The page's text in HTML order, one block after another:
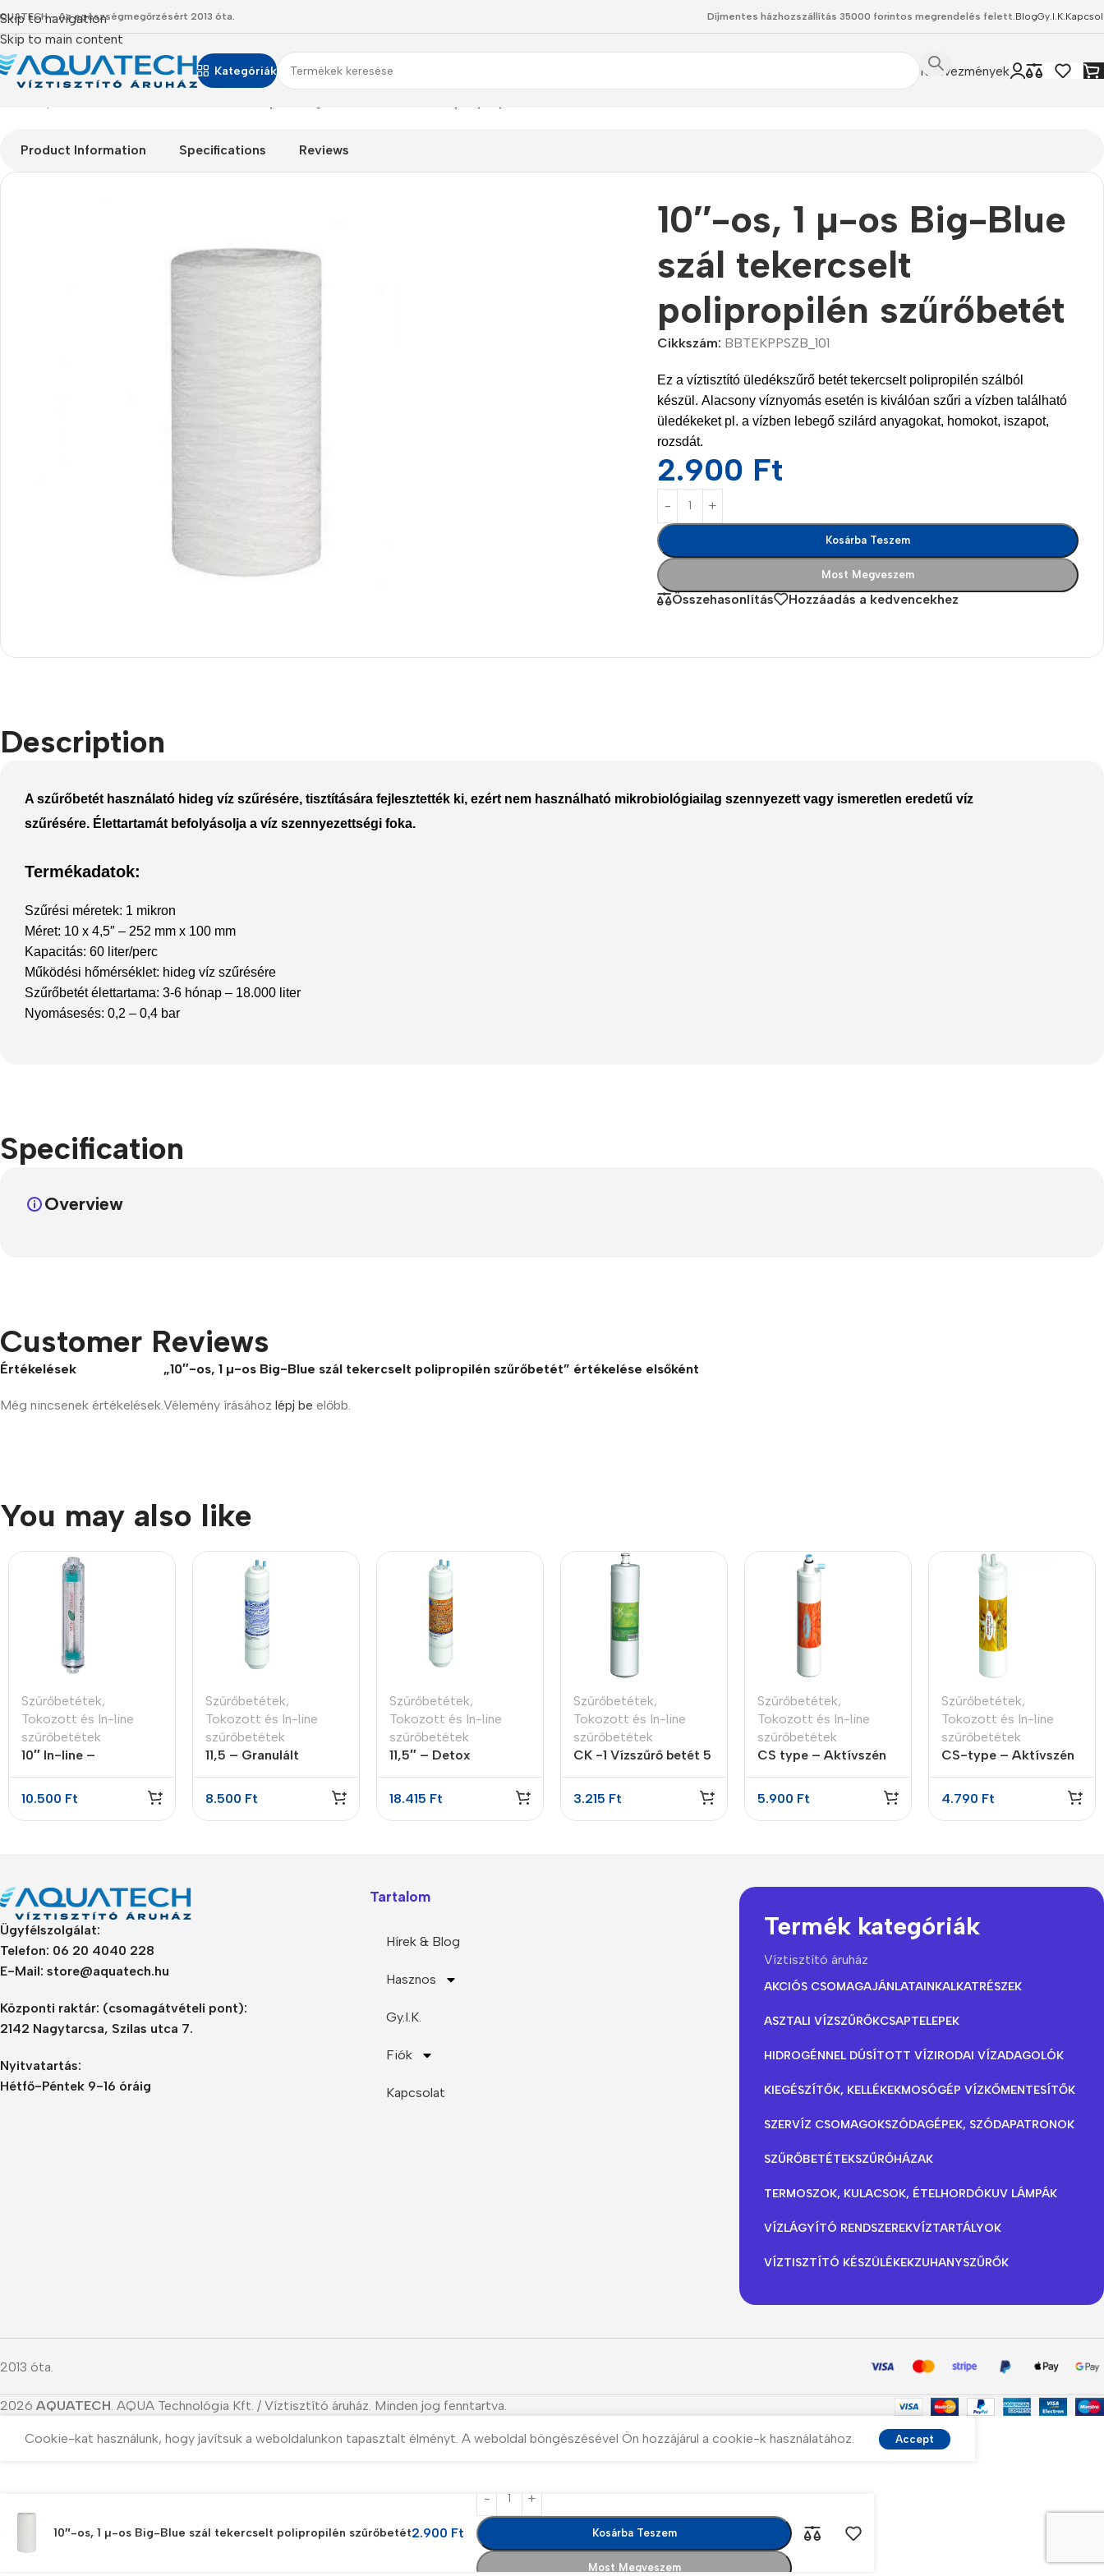
Skip to navigation
Skip to main content
- Az egészségmegőrzésért 2013 óta. Díjmentes házhozszállítás 35000 forintos megrendelés felett.BlogGy.I.K.
Kategóriák
Accessories
Memory cards
Covers For Phones
Cavers-overlays
Headphones
Data cables
Kedvezmények
Product Information Specifications Reviews
10″-os, 1 µ-os Big-Blue
szál tekercselt
polipropilén szűrőbetét
Cikkszám: BBTEKPPSZB_101
Ez a víztisztító üledékszűrő betét tekercselt polipropilén szálból
készül. Alacsony víznyomás esetén is kiválóan szűri a vízben található
üledékeket pl. a vízben lebegő szilárd anyagokat, homokot, iszapot,
rozsdát.
2.900 Ft
Kosárba Teszem
Most Megveszem
Összehasonlítás Hozzáadás a kedvencekhez
Description
A szűrőbetét használató hideg víz szűrésére, tisztítására fejlesztették ki, ezért nem használható mikrobiológiailag szennyezett vagy ismeretlen eredetű víz
szűrésére. Élettartamát befolyásolja a víz szennyezettségi foka.
Termékadatok:
Szűrési méretek: 1 mikron
Méret: 10 x 4,5″ – 252 mm x 100 mm
Kapacitás: 60 liter/perc
Működési hőmérséklet: hideg víz szűrésére
Szűrőbetét élettartama: 3-6 hónap – 18.000 liter
Nyomásesés: 0,2 – 0,4 bar
Specification
Overview
Customer Reviews
Értékelések
Még nincsenek értékelések.
„10″-os, 1 µ-os Big-Blue szál tekercselt polipropilén szűrőbetét” értékelése elsőként
Vélemény írásához lépj be előbb.
You may also like
Szűrőbetétek,
Tokozott és In-line
szűrőbetétek
10″ In-line –
energetizáló patron
10.500 Ft
Szűrőbetétek,
Tokozott és In-line
szűrőbetétek
11,5 – Granulált
8.500 Ft
Szűrőbetétek,
Tokozott és In-line
szűrőbetétek
11,5″ – Detox
18.415 Ft
Szűrőbetétek,
Tokozott és In-line
szűrőbetétek
CK -1 Vízszűrő betét 5
3.215 Ft
Szűrőbetétek,
Tokozott és In-line
szűrőbetétek
CS type – Aktívszén
5.900 Ft
Szűrőbetétek,
Tokozott és In-line
szűrőbetétek
CS-type – Aktívszén
4.790 Ft
Ügyfélszolgálat:
Telefon: 06 20 4040 228
E-Mail: store@aquatech.hu
Központi raktár: (csomagátvételi pont):
2142 Nagytarcsa, Szilas utca 7.
Nyitvatartás:
Hétfő-Péntek 9-16 óráig
Tartalom
Hírek & Blog
Hasznos
Gy.I.K.
Fiók
Kapcsolat
Termék kategóriák
Víztisztító áruház
AKCIÓS CSOMAGAJÁNLATAINKALKATRÉSZEK
ASZTALI VÍZSZŰRŐKCSAPTELEPEK
HIDROGÉNNEL DÚSÍTOTT VÍZIRODAI VÍZADAGOLÓK
KIEGÉSZÍTŐK, KELLÉKEKMOSÓGÉP VÍZKŐMENTESÍTŐK
SZERVÍZ CSOMAGOKSZÓDAGÉPEK, SZÓDAPATRONOK
SZŰRŐBETÉTEKSZŰRŐHÁZAK
TERMOSZOK, KULACSOK, ÉTELHORDÓKUV LÁMPÁK
VÍZLÁGYÍTÓ RENDSZEREKVÍZTARTÁLYOK
VÍZTISZTÍTÓ KÉSZÜLÉKEKZUHANYSZŰRŐK
2013 óta.
2026 AQUATECH. AQUA Technológia Kft. / Víztisztító áruház. Minden jog fenntartva.
Cookie-kat használunk, hogy javítsuk a weboldalunkon tapasztalt élményt. A weboldal böngészésével Ön hozzájárul a cookie-k használatához. Accept
10″-os, 1 µ-os Big-Blue szál tekercselt polipropilén szűrőbetét2.900 Ft Kosárba Teszem
Most Megveszem